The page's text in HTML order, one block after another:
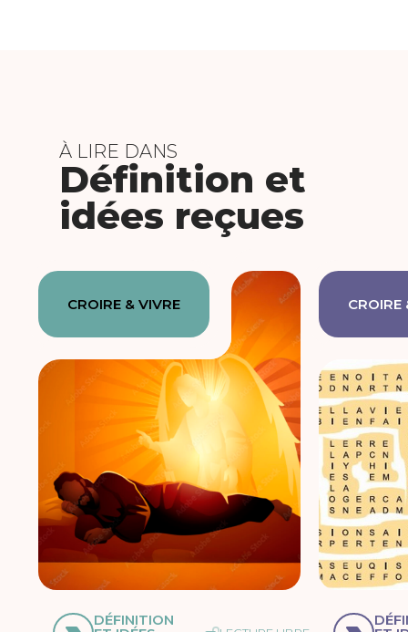
À LIRE DANS
Définition et
idées reçues
CROIRE & VIVRE
DÉFINITION
CROIRE